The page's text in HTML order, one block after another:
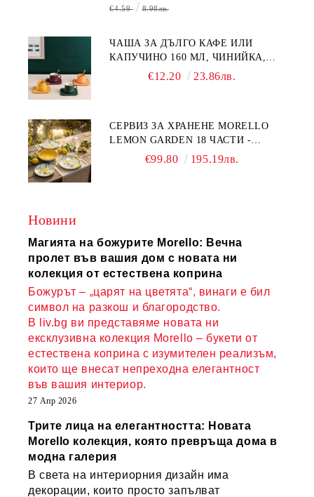
€4.59 8.98лв.
ЧАША ЗА ДЪЛГО КАФЕ ИЛИ
КАПУЧИНО 160 МЛ, ЧИНИЙКА,
ЛЪЖИЧКА GREEN, ORANGE LOVE
€12.20 23.86лв.
СЕРВИЗ ЗА ХРАНЕНЕ MORELLO
LEMON GARDEN 18 ЧАСТИ -
ПОРЦЕЛАН€99.80 195.19лв.
Новини
Магията на божурите Morello: Вечна
пролет във вашия дом с новата ни
колекция от естествена коприна
Божурът – „царят на цветята“, винаги е бил
символ на разкош и благородство.
В liv.bg ви представяме новата ни
ексклузивна колекция Morello – букети от
естествена коприна с изумителен реализъм,
които ще внесат непреходна елегантност
във вашия интериор.
27 Апр 2026
Трите лица на елегантността: Новата
Morello колекция, която превръща дома в
модна галерия
В света на интериорния дизайн има
декорации, които просто запълват